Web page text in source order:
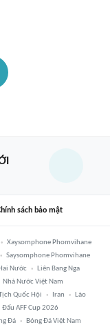
sách bảo mật
Xaysomphone Phomvihane
Saysomphone Phomvihane
Nước
Liên Bang Nga
Nhà Nước Việt Nam
Quốc Hội Iran
Lào
Đấu AFF Cup 2026
Đá Bóng Đá Việt Nam